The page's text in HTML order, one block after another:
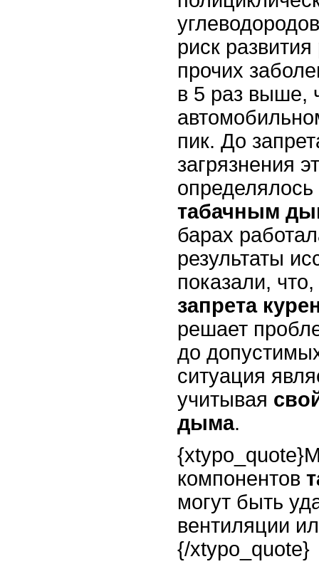
риск
прочих
в 5 раз выше,
пик. До
загрязнения
табачным
барах
результаты
показали,
запрета
решает
до
ситуация
учитывая
дыма.
компонентов
могут быть
вентиляции
{/xtypo_quote}